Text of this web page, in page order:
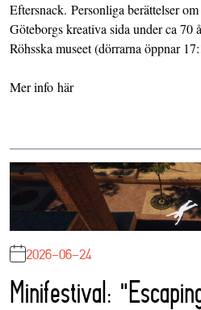
Eftersnack. Personliga berättelser
Göteborgs kreativa sida under ca 70
Röhsska museet (dörrarna öppnar
Mer info här
2026-06-24
Minifestival: